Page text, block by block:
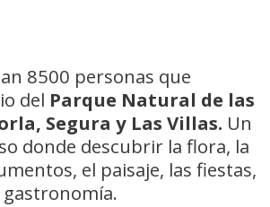
8500 personas que
del Parque Natural de las
Segura y Las Villas. Un
donde descubrir la flora, la
el paisaje, las fiestas,
gastronomía.